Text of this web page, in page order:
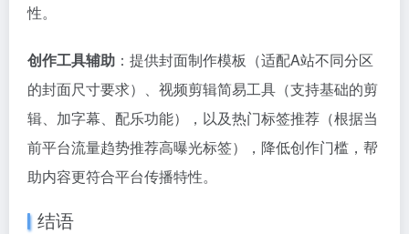
性。
创作工具辅助 ：提供封面制作模板（适配A站不同分区
的封面尺寸要求）、视频剪辑简易工具（支持基础的剪
辑、加字幕、配乐功能），以及热门标签推荐（根据当
前平台流量趋势推荐高曝光标签），降低创作门槛，帮
助内容更符合平台传播特性。
结语